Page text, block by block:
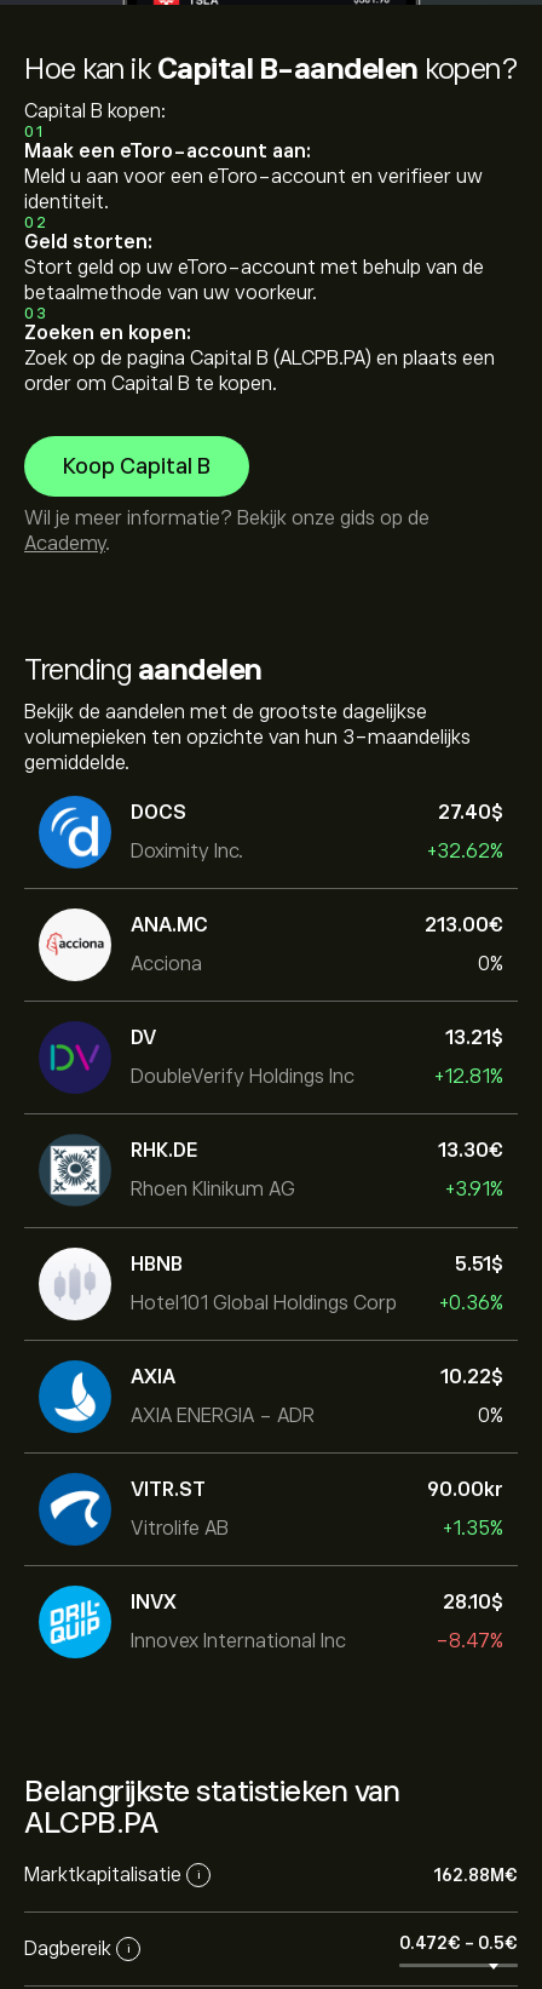
Trending aandelen
Bekijk de aandelen met de grootste dagelijkse
volumepieken ten opzichte van hun 3-maandelijks
gemiddelde.
DOCS
Doximity Inc.
27.40‎$‎
+32.62%
ANA.MC
Acciona
213.00‎€‎
0%
DV
DoubleVerify Holdings Inc
13.21‎$‎
+12.81%
RHK.DE
Rhoen Klinikum AG
13.30‎€‎
+3.91%
HBNB
Hotel101 Global Holdings Corp
5.51‎$‎
+0.36%
AXIA
AXIA ENERGIA - ADR
10.22‎$‎
0%
VITR.ST
Vitrolife AB
90.00‎kr‎
+1.35%
INVX
Innovex International Inc
28.10‎$‎
-8.47%
Belangrijkste statistieken van
ALCPB.PA
Marktkapitalisatie i 162.88M‎€‎
Dagbereik i 0.472‎€‎ - 0.5‎€‎
Hoe kan ik Capital B-aandelen kopen?
Capital B kopen:
01
Maak een eToro-account aan:
Meld u aan voor een eToro-account en verifieer uw
identiteit.
02
Geld storten:
Stort geld op uw eToro-account met behulp van de
betaalmethode van uw voorkeur.
03
Zoeken en kopen:
Zoek op de pagina Capital B (ALCPB.PA) en plaats een
order om Capital B te kopen.
Koop Capital B
Wil je meer informatie? Bekijk onze gids op de
Academy.